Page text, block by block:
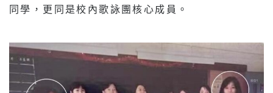
同學，更同是校內歌詠團核心成員。